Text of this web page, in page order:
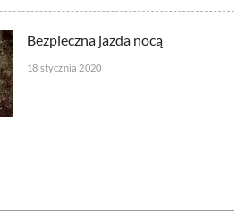
Bezpieczna jazda nocą
18 stycznia 2020